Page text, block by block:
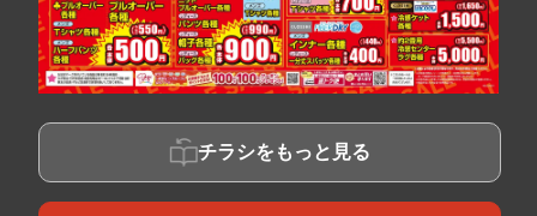
チラシをもっと見る